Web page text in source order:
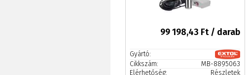
99 198,43 Ft / darab
Gyártó:
Cikkszám:
MB-8895063
Elérhetőség:
Részletek